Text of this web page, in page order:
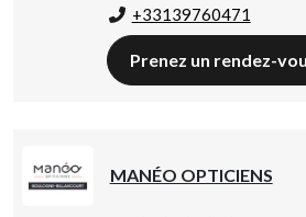
+33139760471
Prenez un rendez-
MANÉO OPTICIENS